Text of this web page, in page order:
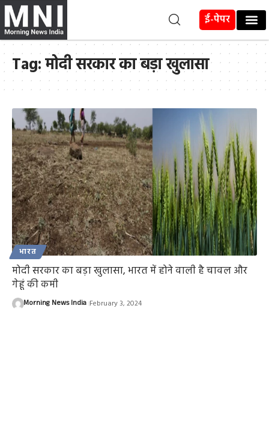
ई-पेपर
Tag:मोदी सरकार का बड़ा खुलासा
भारत
मोदी सरकार का बड़ा खुलासा, भारत में होने वाली है चावल और
गेहूं की कमी
Morning News India February 3, 2024